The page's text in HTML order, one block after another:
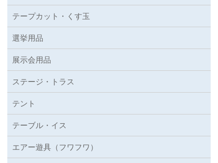
テープカット・くす玉
選挙用品
展示会用品
ステージ・トラス
テント
テーブル・イス
エアー遊具（フワフワ）